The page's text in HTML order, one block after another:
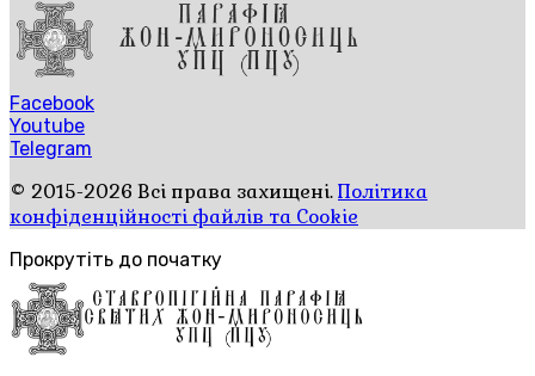
Facebook
Youtube
Telegram
© 2015-2026 Всі права захищені.Політика
конфіденційності файлів та Cookie
Прокрутіть до початку